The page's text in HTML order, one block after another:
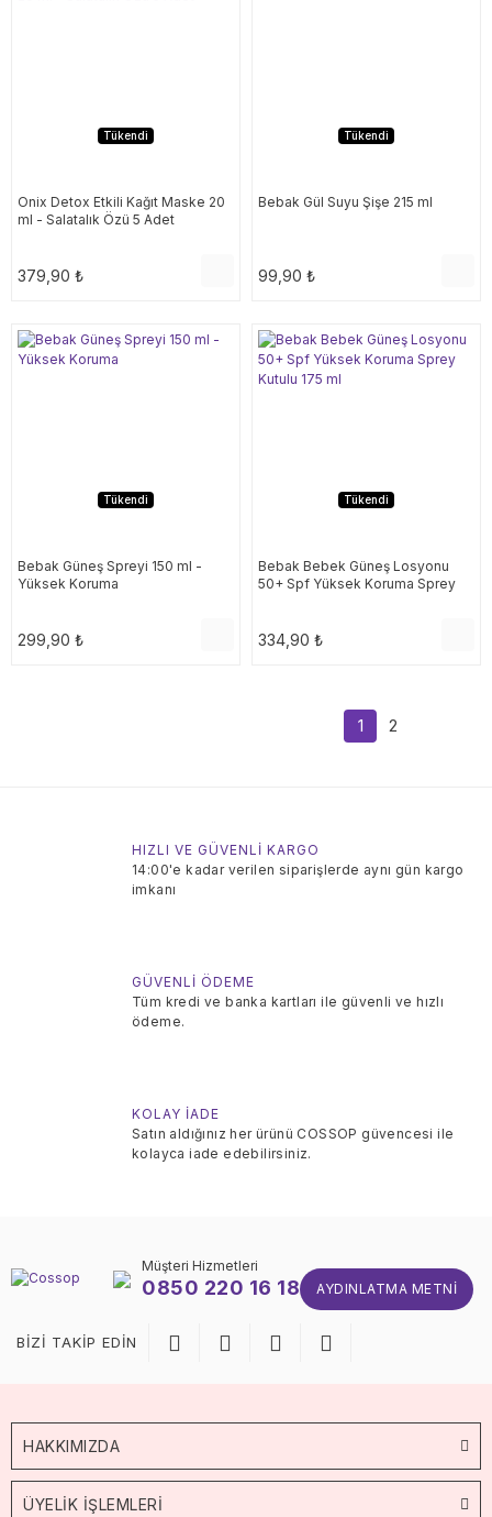
Tükendi
Onix Detox Etkili Kağıt Maske 20
ml - Salatalık Özü 5 Adet
379,90 ₺
Tükendi
Bebak Gül Suyu Şişe 215 ml
99,90 ₺
Tükendi
Bebak Güneş Spreyi 150 ml -
Yüksek Koruma
299,90 ₺
Tükendi
Bebak Bebek Güneş Losyonu
50+ Spf Yüksek Koruma Sprey
334,90 ₺
1 2
HIZLI VE GÜVENLİ KARGO
14:00'e kadar verilen siparişlerde aynı gün kargo
imkanı
GÜVENLİ ÖDEME
Tüm kredi ve banka kartları ile güvenli ve hızlı
ödeme.
KOLAY İADE
Satın aldığınız her ürünü COSSOP güvencesi ile
kolayca iade edebilirsiniz.
Müşteri Hizmetleri
0850 220 16 18 AYDINLATMA METNI
BİZİ TAKİP EDİN
HAKKIMIZDA
ÜYELİK İŞLEMLERİ